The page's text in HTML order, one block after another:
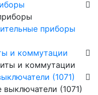
приборы
и коммутации
и коммутации
(1071)
(1071)